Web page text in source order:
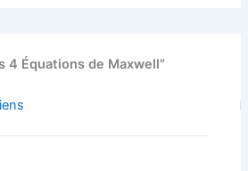
4 Équations de Maxwell”